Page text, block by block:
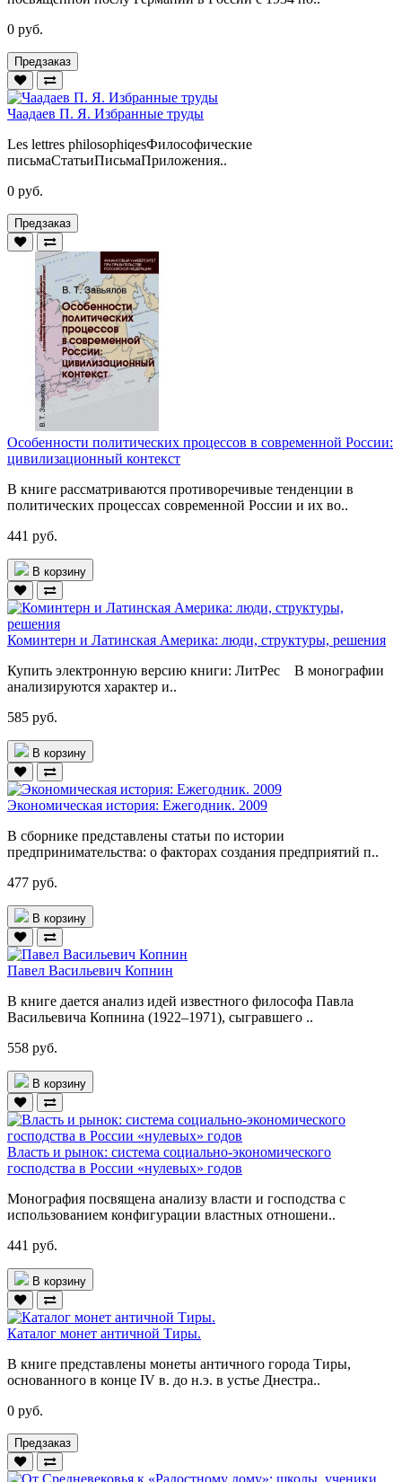
0 руб.
Предзаказ
Чаадаев П. Я. Избранные труды
Les lettres philosophiqesФилософические
письмаСтатьиПисьмаПриложения..
0 руб.
Предзаказ
Особенности политических процессов в современной России:
цивилизационный контекст
В книге рассматриваются противоречивые тенденции в
политических процессах современной России и их во..
441 руб.
В корзину
Коминтерн и Латинская Америка: люди, структуры, решения
Купить электронную версию книги: ЛитРес В монографии
анализируются характер и..
585 руб.
В корзину
Экономическая история: Ежегодник. 2009
В сборнике представлены статьи по истории
предпринимательства: о факторах создания предприятий п..
477 руб.
В корзину
Павел Васильевич Копнин
В книге дается анализ идей известного философа Павла
Васильевича Копнина (1922–1971), сыгравшего ..
558 руб.
В корзину
Власть и рынок: система социально-экономического
господства в России «нулевых» годов
Монография посвящена анализу власти и господства с
использованием конфигурации властных отношени..
441 руб.
В корзину
Каталог монет античной Тиры.
В книге представлены монеты античного города Тиры,
основанного в конце IV в. до н.э. в устье Днестра..
0 руб.
Предзаказ